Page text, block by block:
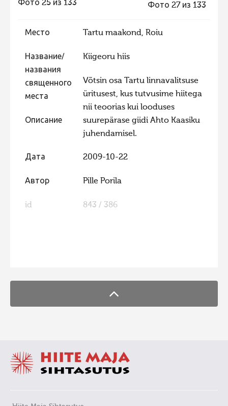
Видео 2022
Видео 2021
Фотоконкурс 2020
Фотоконкурс 2019
Фотоконкурс 2018
Фотоконкурс 2017
Фотоконкурс 2014
Фотоконкурс 2010
Фото 25 из 133
Фото 27 из 133
Место Tartu maakond, Roiu
Название/
названия
священного
места
Kiigeoru hiis
Описание
Võtsin osa Tartu linnavalitsuse
üritusest, kus tutvusime hiitega
nii teoorias kui looduses
suurepärase giidi Ahto Kaasiku
juhendamisel.
Дата 2009-10-22
Автор Pille Porila
id 843 / 386